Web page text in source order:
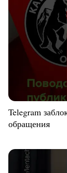
Telegram
обращения